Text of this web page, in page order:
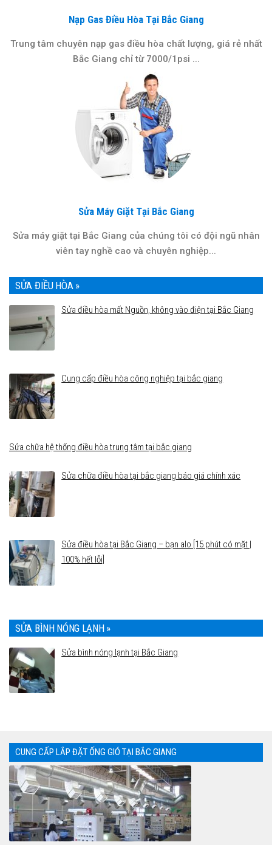
Nạp Gas Điều Hòa Tại Bắc Giang
Trung tâm chuyên nạp gas điều hòa chất lượng, giá rẻ nhất
Bắc Giang chỉ từ 7000/1psi ...
Sửa Máy Giặt Tại Bắc Giang
Sửa máy giặt tại Bắc Giang của chúng tôi có đội ngũ nhân
viên tay nghề cao và chuyên nghiệp...
SỬA ĐIỀU HÒA »
Sửa điều hòa mất Nguồn, không vào điện tại Bắc Giang
Cung cấp điều hòa công nghiệp tại bắc giang
Sửa chữa hệ thống điều hòa trung tâm tại bắc giang
Sửa chữa điều hòa tại bắc giang báo giá chính xác
Sửa điều hòa tại Bắc Giang – bạn alo [15 phút có mặt |
100% hết lỗi]
SỬA BÌNH NÓNG LẠNH »
Sửa bình nóng lạnh tại Bắc Giang
CUNG CẤP LẮP ĐẶT ỐNG GIÓ TẠI BẮC GIANG